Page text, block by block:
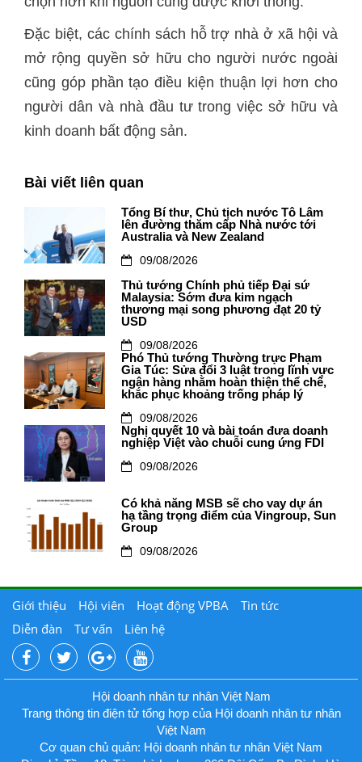
Đặc biệt, các chính sách hỗ trợ nhà ở xã hội và
mở rộng quyền sở hữu cho người nước ngoài
cũng góp phần tạo điều kiện thuận lợi hơn cho
người dân và nhà đầu tư trong việc sở hữu và
kinh doanh bất động sản.
Bài viết liên quan
Tổng Bí thư, Chủ tịch nước Tô Lâm
lên đường thăm cấp Nhà nước tới
Australia và New Zealand
09/08/2026
Thủ tướng Chính phủ tiếp Đại sứ
Malaysia: Sớm đưa kim ngạch
thương mại song phương đạt 20 tỷ
USD
09/08/2026
Phó Thủ tướng Thường trực Phạm
Gia Túc: Sửa đổi 3 luật trong lĩnh vực
ngân hàng nhằm hoàn thiện thể chế,
khắc phục khoảng trống pháp lý
09/08/2026
Nghị quyết 10 và bài toán đưa doanh
nghiệp Việt vào chuỗi cung ứng FDI
09/08/2026
Có khả năng MSB sẽ cho vay dự án
hạ tầng trọng điểm của Vingroup, Sun
Group
09/08/2026
Giới thiệu Hội viên Hoạt động VPBA
Tin tức
Diễn đàn
Tư vấn Liên hệ
Hội doanh nhân tư nhân Việt Nam
Trang thông tin điện tử tổng hợp của Hội doanh nhân tư nhân
Việt Nam
Cơ quan chủ quản: Hội doanh nhân tư nhân Việt Nam